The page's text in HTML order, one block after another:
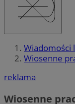
Wiadomości
Wiosenne
reklama
Wiosenne